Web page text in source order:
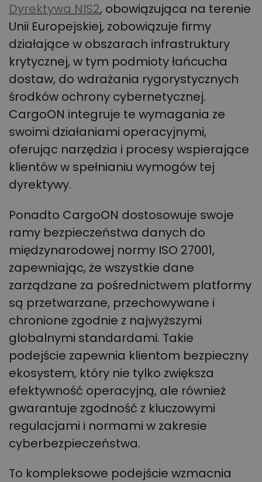
Dyrektywa NIS2, obowiązująca na terenie
Unii Europejskiej, zobowiązuje firmy
działające w obszarach infrastruktury
krytycznej, w tym podmioty łańcucha
dostaw, do wdrażania rygorystycznych
środków ochrony cybernetycznej.
CargoON integruje te wymagania ze
swoimi działaniami operacyjnymi,
oferując narzędzia i procesy wspierające
klientów w spełnianiu wymogów tej
dyrektywy.
Ponadto CargoON dostosowuje swoje
ramy bezpieczeństwa danych do
międzynarodowej normy ISO 27001,
zapewniając, że wszystkie dane
zarządzane za pośrednictwem platformy
są przetwarzane, przechowywane i
chronione zgodnie z najwyższymi
globalnymi standardami. Takie
podejście zapewnia klientom bezpieczny
ekosystem, który nie tylko zwiększa
efektywność operacyjną, ale również
gwarantuje zgodność z kluczowymi
regulacjami i normami w zakresie
cyberbezpieczeństwa.
To kompleksowe podejście wzmacnia